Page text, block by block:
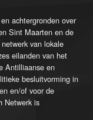
achtergronden over
Sint Maarten en de
van lokale
eilanden van het
Antilliaanse en
besluitvorming in
en/of voor de
Netwerk is